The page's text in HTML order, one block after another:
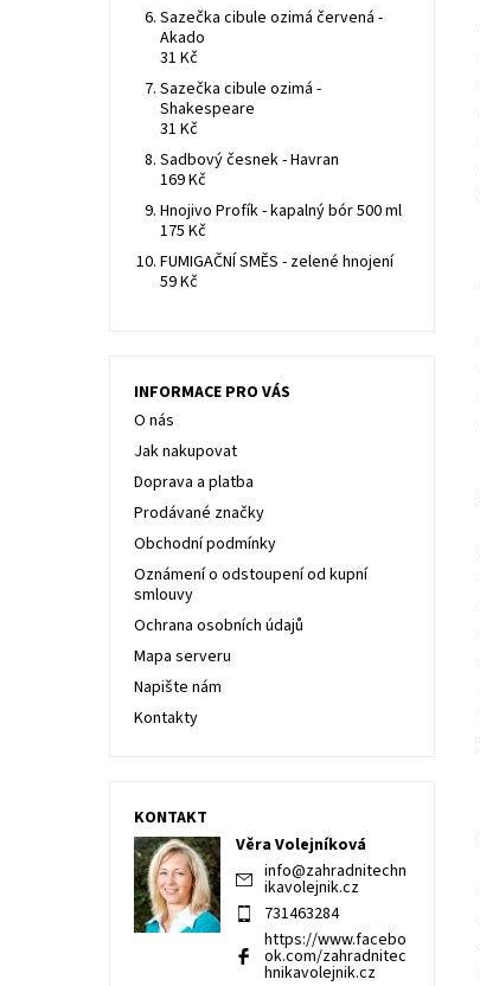
Sazečka cibule ozimá červená -
Akado
31 Kč
Sazečka cibule ozimá -
Shakespeare
31 Kč
Sadbový česnek - Havran
169 Kč
Hnojivo Profík - kapalný bór 500 ml
175 Kč
FUMIGAČNÍ SMĚS - zelené hnojení
59 Kč
INFORMACE PRO VÁS
O nás
Jak nakupovat
Doprava a platba
Prodávané značky
Obchodní podmínky
Oznámení o odstoupení od kupní
smlouvy
Ochrana osobních údajů
Mapa serveru
Napište nám
Kontakty
KONTAKT
Věra Volejníková
info@zahradnitechn
ikavolejnik.cz
731463284
https://www.facebo
ok.com/zahradnitec
hnikavolejnik.cz